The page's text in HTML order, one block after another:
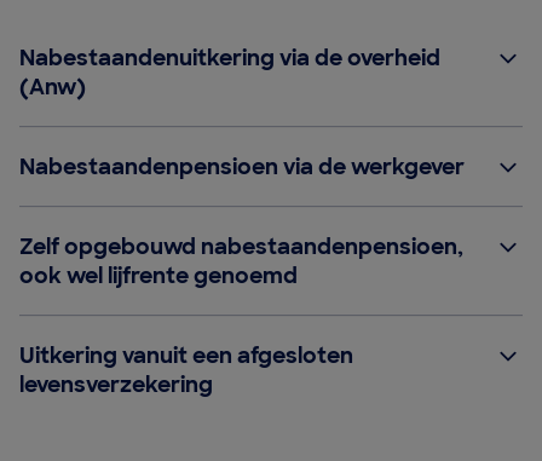
Nabestaandenuitkering via de overheid
(Anw)
Nabestaandenpensioen via de werkgever
Zelf opgebouwd nabestaandenpensioen,
ook wel lijfrente genoemd
Uitkering vanuit een afgesloten
levensverzekering